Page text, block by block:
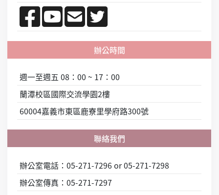
週一至週五 08：00 ~ 17：00
蘭潭校區國際交流學園2樓
60004嘉義市東區鹿寮里學府路300號
辦公室電話：05-271-7296 or 05-271-7298
辦公室傳真：05-271-7297